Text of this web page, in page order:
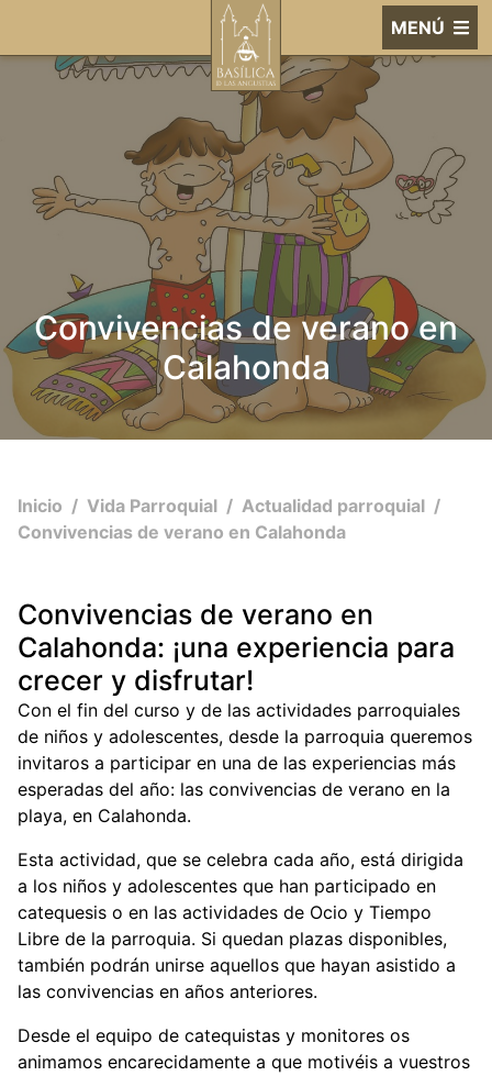
MENÚ
Convivencias de verano en
Calahonda
Inicio / Vida Parroquial / Actualidad parroquial /
Convivencias de verano en Calahonda
Convivencias de verano en
Calahonda: ¡una experiencia para
crecer y disfrutar!
Con el fin del curso y de las actividades parroquiales
de niños y adolescentes, desde la parroquia queremos
invitaros a participar en una de las experiencias más
esperadas del año: las convivencias de verano en la
playa, en Calahonda.
Esta actividad, que se celebra cada año, está dirigida
a los niños y adolescentes que han participado en
catequesis o en las actividades de Ocio y Tiempo
Libre de la parroquia. Si quedan plazas disponibles,
también podrán unirse aquellos que hayan asistido a
las convivencias en años anteriores.
Desde el equipo de catequistas y monitores os
animamos encarecidamente a que motivéis a vuestros